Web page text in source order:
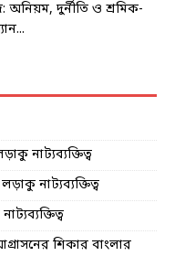
দুর্নীতি ও শ্রমিক-
নাট্যব্যক্তিত্ব
নাট্যব্যক্তিত্ব
শিকার বাংলার